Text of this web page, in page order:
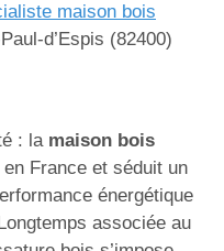
maison bois
d’Espis (82400)
: la maison bois
France et séduit un
énergétique
associée au